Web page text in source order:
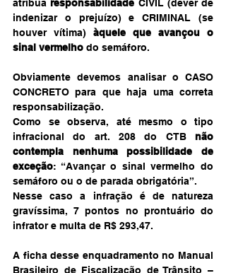
atribua responsabilidade CIVIL (dever de
indenizar o prejuízo) e CRIMINAL (se
houver vítima) àquele que avançou o
sinal vermelho do semáforo.
Obviamente devemos analisar o CASO
CONCRETO para que haja uma correta
responsabilização.
Como se observa, até mesmo o tipo
infracional do art. 208 do CTB não
contempla nenhuma possibilidade de
exceção: “Avançar o sinal vermelho do
semáforo ou o de parada obrigatória”.
Nesse caso a infração é de natureza
gravíssima, 7 pontos no prontuário do
infrator e multa de R$ 293,47.
A ficha desse enquadramento no Manual
Brasileiro de Fiscalização de Trânsito –